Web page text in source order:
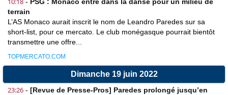
terrain
L’AS Monaco aurait inscrit le nom de Leandro Paredes sur sa
short-list, pour ce mercato. Le club monégasque pourrait bientôt
transmettre une offre...
TOPMERCATO.COM
Dimanche 19 juin 2022
23:26 - [Revue de Presse-Pros] Paredes prolongé jusqu’en